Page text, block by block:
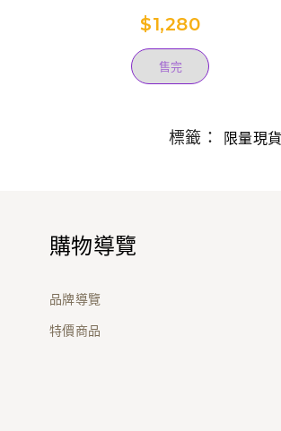
$1,280
售完
標籤： 限量現貨
購物導覽
品牌導覽
特價商品